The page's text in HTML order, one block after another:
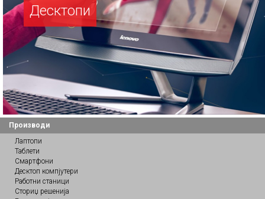
Десктопи
Производи
Лаптопи
Таблети
Смартфони
Десктоп компјутери
Работни станици
Сториџ решенија